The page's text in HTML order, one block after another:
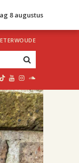
8 augustus
1 van 3
uur»